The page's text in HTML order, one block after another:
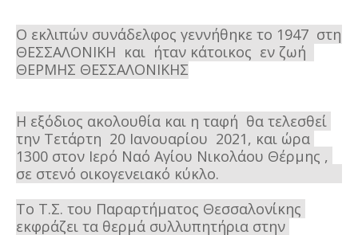
Ο εκλιπών συνάδελφος γεννήθηκε το 1947  στη
ΘΕΣΣΑΛΟΝΙΚΗ  και ήταν κάτοικος  εν ζωή
ΘΕΡΜΗΣ ΘΕΣΣΑΛΟΝΙΚΗΣ
Η εξόδιος ακολουθία και η ταφή  θα τελεσθεί
την Τετάρτη  20 Ιανουαρίου  2021, και ώρα
1300 στον Ιερό Ναό Αγίου Νικολάου Θέρμης ,
σε στενό οικογενειακό κύκλο.
Το Τ.Σ. του Παραρτήματος Θεσσαλονίκης
εκφράζει τα θερμά συλλυπητήρια στην